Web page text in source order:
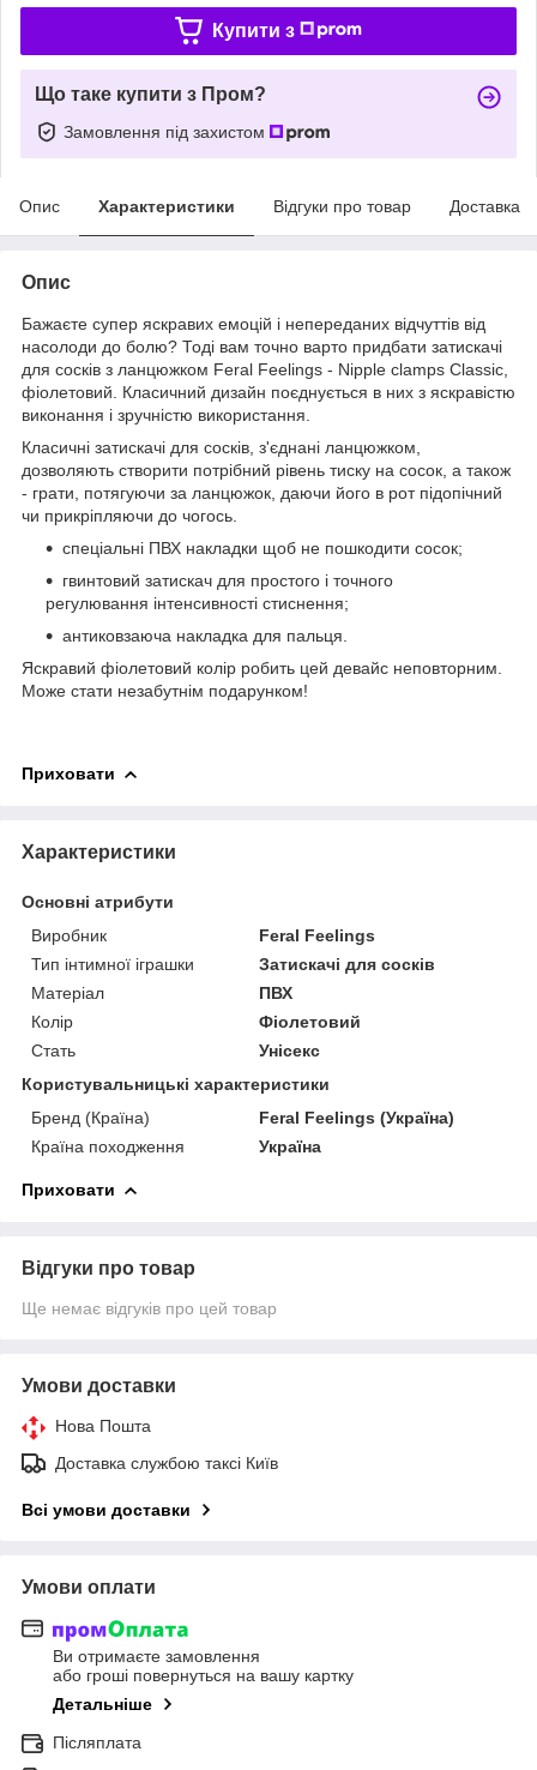
Купити з
Що таке купити з Пром?
Замовлення під захистом
Опис Характеристики Відгуки про товар Доставка
Опис
Бажаєте супер яскравих емоцій і непереданих відчуттів від
насолоди до болю? Тоді вам точно варто придбати затискачі
для сосків з ланцюжком Feral Feelings - Nipple clamps Classic,
фіолетовий. Класичний дизайн поєднується в них з яскравістю
виконання і зручністю використання.
Класичні затискачі для сосків, з'єднані ланцюжком,
дозволяють створити потрібний рівень тиску на сосок, а також
- грати, потягуючи за ланцюжок, даючи його в рот підопічний
чи прикріпляючи до чогось.
спеціальні ПВХ накладки щоб не пошкодити сосок;
гвинтовий затискач для простого і точного
регулювання інтенсивності стиснення;
антиковзаюча накладка для пальця.
Яскравий фіолетовий колір робить цей девайс неповторним.
Може стати незабутнім подарунком!
Приховати
Характеристики
Основні атрибути
Виробник
Feral Feelings
Тип інтимної іграшки
Затискачі для сосків
Матеріал
ПВХ
Колір
Фіолетовий
Стать
Унісекс
Користувальницькі характеристики
Бренд (Країна)
Feral Feelings (Україна)
Країна походження
Україна
Приховати
Відгуки про товар
Ще немає відгуків про цей товар
Умови доставки
Нова Пошта
Доставка службою таксі Київ
Всі умови доставки
Умови оплати
Ви отримаєте замовлення
або гроші повернуться на вашу картку
Детальніше
Післяплата